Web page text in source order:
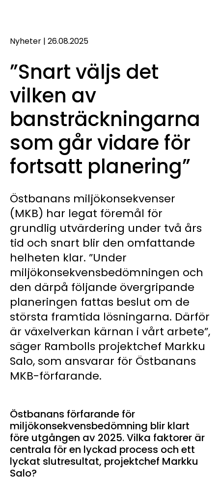
Nyheter | 26.08.2025
”Snart väljs det
vilken av
bansträckningarna
som går vidare för
fortsatt planering”
Östbanans miljökonsekvenser
(MKB) har legat föremål för
grundlig utvärdering under två års
tid och snart blir den omfattande
helheten klar. ”Under
miljökonsekvensbedömningen och
den därpå följande övergripande
planeringen fattas beslut om de
största framtida lösningarna. Därför
är växelverkan kärnan i vårt arbete”,
säger Rambolls projektchef Markku
Salo, som ansvarar för Östbanans
MKB-förfarande.
Östbanans förfarande för
miljökonsekvensbedömning blir klart
före utgången av 2025. Vilka faktorer är
centrala för en lyckad process och ett
lyckat slutresultat, projektchef Markku
Salo?